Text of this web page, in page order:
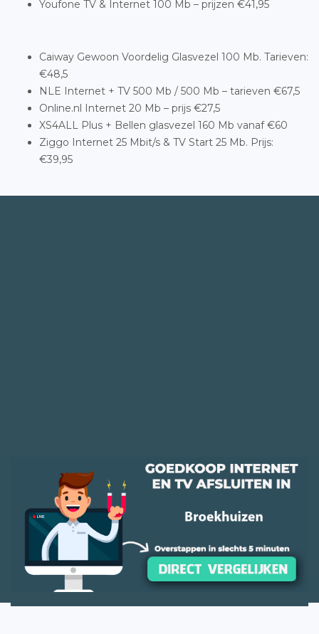
Youfone TV & Internet 100 Mb – prijzen €41,95
Caiway Gewoon Voordelig Glasvezel 100 Mb. Tarieven:
€48,5
NLE Internet + TV 500 Mb / 500 Mb – tarieven €67,5
Online.nl Internet 20 Mb – prijs €27,5
XS4ALL Plus + Bellen glasvezel 160 Mb vanaf €60
Ziggo Internet 25 Mbit/s & TV Start 25 Mb. Prijs:
€39,95